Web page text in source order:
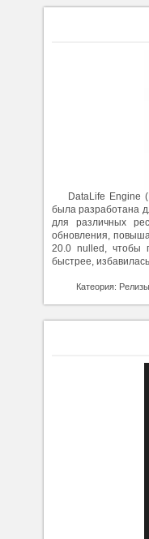
DataLife Engine
была разработана
для различных
обновления,
20.0 nulled, чтобы
быстрее,
Катеория: Релизы